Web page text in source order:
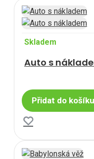
Skladem
Auto s
Přidat do košíku